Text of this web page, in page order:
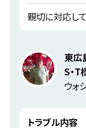
親切に対応し
東広
S・T
ウォ
トラブル内容